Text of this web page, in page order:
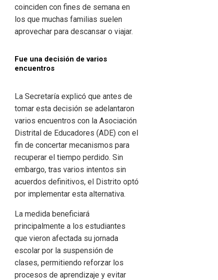
coinciden con fines de semana en
los que muchas familias suelen
aprovechar para descansar o viajar.
Fue una decisión de varios
encuentros
La Secretaría explicó que antes de
tomar esta decisión se adelantaron
varios encuentros con la Asociación
Distrital de Educadores (ADE) con el
fin de concertar mecanismos para
recuperar el tiempo perdido. Sin
embargo, tras varios intentos sin
acuerdos definitivos, el Distrito optó
por implementar esta alternativa.
La medida beneficiará
principalmente a los estudiantes
que vieron afectada su jornada
escolar por la suspensión de
clases, permitiendo reforzar los
procesos de aprendizaje y evitar